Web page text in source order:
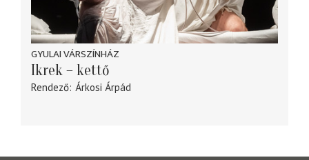
GYULAI VÁRSZÍNHÁZ
Ikrek – kettő
Rendező Árkosi Árpád